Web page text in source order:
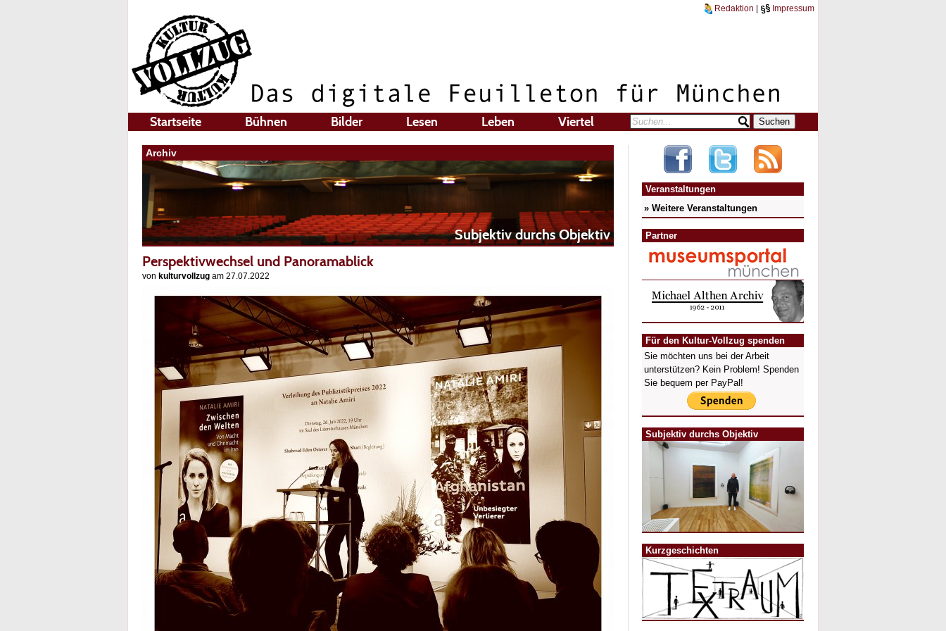
Redaktion Impressum
Startseite Bühnen Bilder Lesen Leben Viertel
Archiv
Subjektiv durchs Objektiv
Perspektivwechsel und Panoramablick
von kulturvollzug am 27.07.2022
Veranstaltungen
» Weitere Veranstaltungen
Partner
Für den Kultur-Vollzug spenden
Sie möchten uns bei der Arbeit
unterstützen? Kein Problem! Spenden
Sie bequem per PayPal!
Subjektiv durchs Objektiv
Kurzgeschichten